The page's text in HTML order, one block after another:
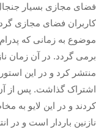
فضای مجازی بسیار
کاربران فضای مجازی
موضوع به زمانی که
برمی‌ گردد. در آن زمان
منتشر کرد و در این
اشتراک گذاشت. پس از آن
کردند و در این لایو به
نازنین باردار است و در